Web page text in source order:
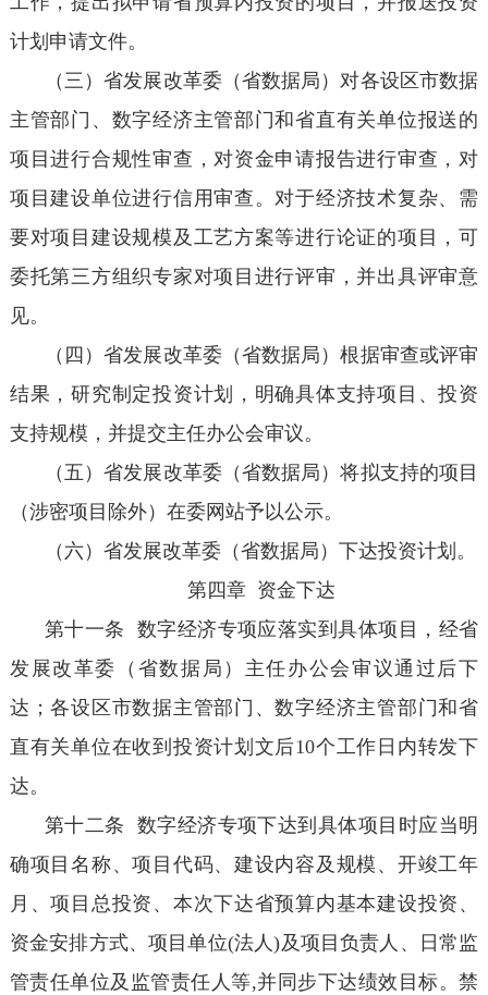
计划申请文件。
（三）省发展改革委（省数据局）对各设区市数据
主管部门、数字经济主管部门和省直有关单位报送的
项目进行合规性审查，对资金申请报告进行审查，对
项目建设单位进行信用审查。对于经济技术复杂、需
要对项目建设规模及工艺方案等进行论证的项目，可
委托第三方组织专家对项目进行评审，并出具评审意
见。
（四）省发展改革委（省数据局）根据审查或评审
结果，研究制定投资计划，明确具体支持项目、投资
支持规模，并提交主任办公会审议。
（五）省发展改革委（省数据局）将拟支持的项目
（涉密项目除外）在委网站予以公示。
（六）省发展改革委（省数据局）下达投资计划。
第四章 资金下达
第十一条 数字经济专项应落实到具体项目，经省
发展改革委（省数据局）主任办公会审议通过后下
达；各设区市数据主管部门、数字经济主管部门和省
直有关单位在收到投资计划文后10个工作日内转发下
达。
第十二条 数字经济专项下达到具体项目时应当明
确项目名称、项目代码、建设内容及规模、开竣工年
月、项目总投资、本次下达省预算内基本建设投资、
资金安排方式、项目单位(法人)及项目负责人、日常监
管责任单位及监管责任人等,并同步下达绩效目标。禁